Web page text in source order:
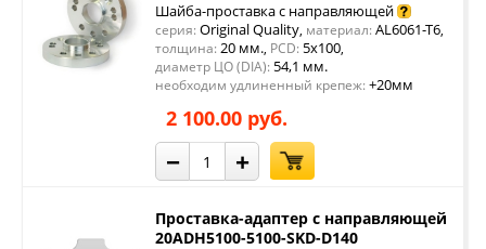
Шайба-проставка с направляющей
серия: Original Quality, материал: AL6061-T6,
толщина: 20 мм., PCD: 5x100,
диаметр ЦО (DIA): 54,1 мм.
необходим удлиненный крепеж: +20мм
2 100.00 руб.
− +
Проставка-адаптер с направляющей
20ADH5100-5100-SKD-D140